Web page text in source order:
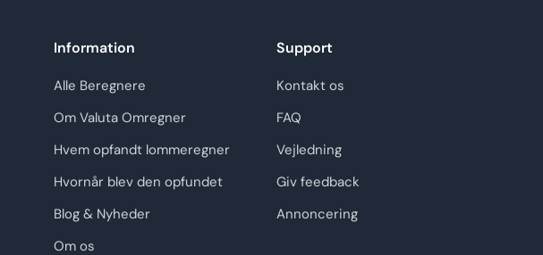
Information
Alle Beregnere
Om Valuta Omregner
Hvem opfandt lommeregner
Hvornår blev den opfundet
Blog & Nyheder
Om os
Support
Kontakt os
FAQ
Vejledning
Giv feedback
Annoncering